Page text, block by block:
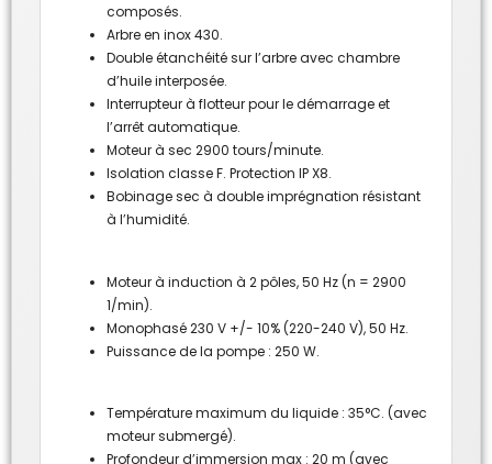
composés.
Arbre en inox 430.
Double étanchéité sur l’arbre avec chambre
d’huile interposée.
Interrupteur à flotteur pour le démarrage et
l’arrêt automatique.
Moteur à sec 2900 tours/minute.
Isolation classe F. Protection IP X8.
Bobinage sec à double imprégnation résistant
à l’humidité.
Moteur à induction à 2 pôles, 50 Hz (n = 2900
1/min).
Monophasé 230 V +/- 10% (220-240 V), 50 Hz.
Puissance de la pompe : 250 W.
Température maximum du liquide : 35°C. (avec
moteur submergé).
Profondeur d’immersion max : 20 m (avec